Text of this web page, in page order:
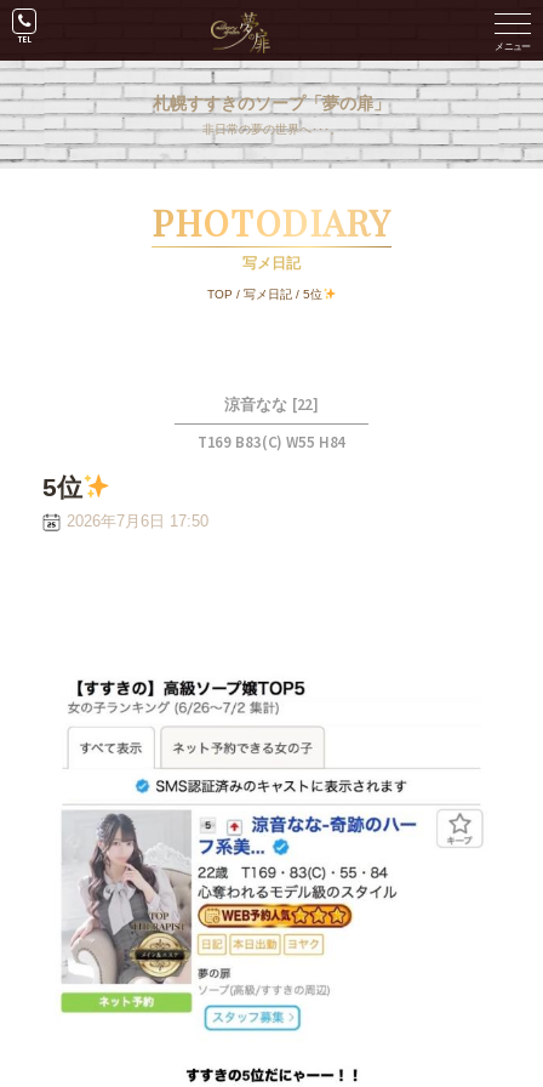
札幌すすきのソープ「夢の扉」
非日常の夢の世界へ･･･。
PHOTODIARY
写メ日記
TOP / 写メ日記/ 5位
涼音なな [22]
T169 B83(C) W55 H84
5位
2026年7月6日 17:50